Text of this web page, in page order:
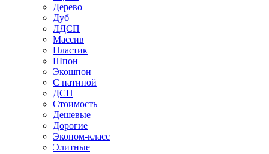
Дерево
Дуб
ЛДСП
Массив
Пластик
Шпон
Экошпон
С патиной
ДСП
Стоимость
Дешевые
Дорогие
Эконом-класс
Элитные